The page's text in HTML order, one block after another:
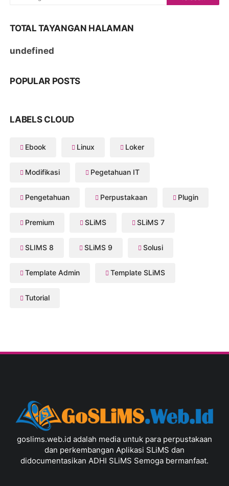
TOTAL TAYANGAN HALAMAN
undefined
POPULAR POSTS
LABELS CLOUD
Ebook Linux Loker
Modifikasi Pegetahuan IT
Pengetahuan Perpustakaan Plugin
Premium SLiMS SLiMS 7
SLIMS 8 SLiMS 9 Solusi
Template Admin Template SLiMS
Tutorial
goslims.web.id adalah media untuk para perpustakaan
dan perkembangan Aplikasi SLiMS dan
didocumentasikan ADHI SLiMS Semoga bermanfaat.